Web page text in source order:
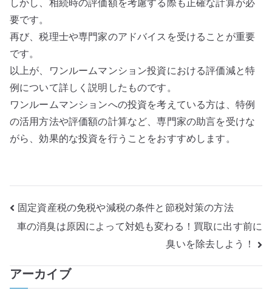
しかし、相続時の評価額を考慮する際も正確な計算が必
要です。
再び、税理士や専門家のアドバイスを受けることが重要
です。
以上が、ワンルームマンション投資における評価減と特
例について詳しく説明したものです。
ワンルームマンションへの投資を考えている方は、特例
の活用方法や評価額の計算など、専門家の助言を受けな
がら、効果的な投資を行うことをおすすめします。
投
稿
ナ
ビ
固定資産税の免税や減税の条件と節税対策の方法
車の消臭は原因によって対処も変わる！買取に出す前に
臭いを除去しよう！
アーカイブ